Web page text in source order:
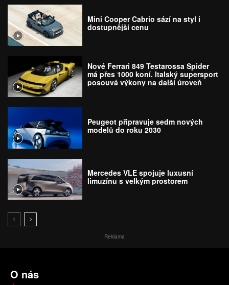
Mini Cooper Cabrio sází na styl i
dostupnější cenu
Nové Ferrari 849 Testarossa Spider
má přes 1000 koní. Italský supersport
posouvá výkony na další úroveň
Peugeot připravuje sedm nových
modelů do roku 2030
Mercedes VLE spojuje luxusní
limuzínu s velkým prostorem
Reklama
O nás